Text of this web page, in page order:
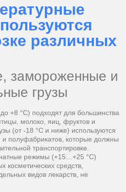
различных
замороженные и
грузы
+8 °C) подходят для большинства
молоко, яиц, фруктов и
(от -18 °C и ниже) используются
полуфабрикатов, которые должны
транспортировке.
режимы (+15…+25 °C)
косметических средств,
видов лекарств, не